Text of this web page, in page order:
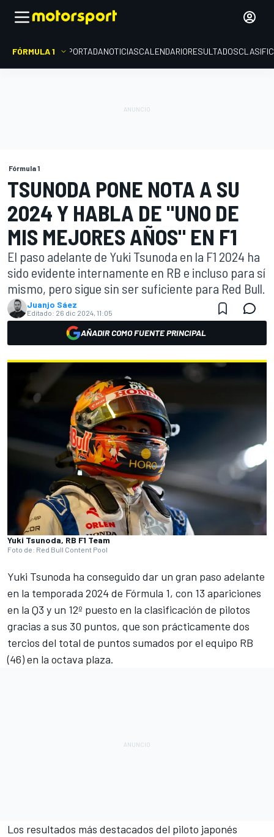
FÓRMULA 1 PORTADANOTICIASCALENDARIORESULTADOS
Fórmula 1
TSUNODA PONE NOTA A SU
2024 Y HABLA DE "UNO DE
MIS MEJORES AÑOS" EN F1
El paso adelante de Yuki Tsunoda en la F1 2024 ha
sido evidente internamente en RB e incluso para sí
mismo, pero sigue sin ser suficiente para Red Bull.
Juanjo Sáez
Editado: 26 dic 2024, 11:05
AÑADIR COMO FUENTE PRINCIPAL
Yuki Tsunoda, RB F1 Team
Foto de: Red Bull Content Pool
Yuki Tsunoda ha conseguido dar un gran paso adelante
en la temporada 2024 de Fórmula 1, con 13 apariciones
en la Q3 y un 12º puesto en la clasificación de pilotos
gracias a sus 30 puntos, que son prácticamente dos
tercios del total de puntos sumados por el equipo RB
(46) en la octava plaza.
Los resultados más destacados del piloto japonés